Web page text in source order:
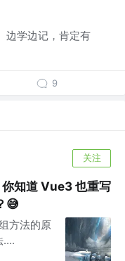
边学边记，肯定有
9
关注
知道 Vue3 也重写
😅
方法的原
....